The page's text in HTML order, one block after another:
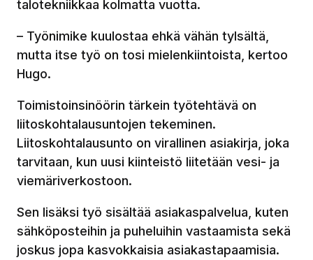
talotekniikkaa kolmatta vuotta.
– Työnimike kuulostaa ehkä vähän tylsältä,
mutta itse työ on tosi mielenkiintoista, kertoo
Hugo.
Toimistoinsinöörin tärkein työtehtävä on
liitoskohtalausuntojen tekeminen.
Liitoskohtalausunto on virallinen asiakirja, joka
tarvitaan, kun uusi kiinteistö liitetään vesi- ja
viemäriverkostoon.
Sen lisäksi työ sisältää asiakaspalvelua, kuten
sähköposteihin ja puheluihin vastaamista sekä
joskus jopa kasvokkaisia asiakastapaamisia.